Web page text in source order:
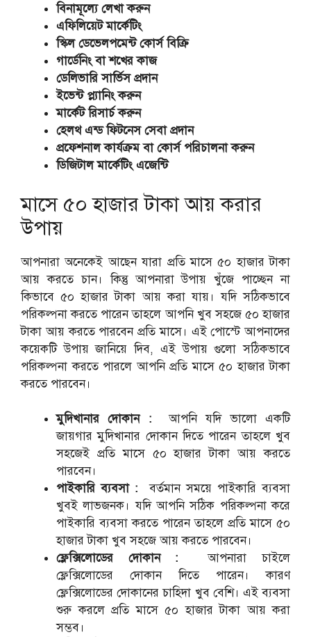
বিনামূল্যে লেখা করুন
এফিলিয়েট মার্কেটিং
স্কিল ডেভেলপমেন্ট কোর্স বিক্রি
গার্ডেনিং বা শখের কাজ
ডেলিভারি সার্ভিস প্রদান
ইভেন্ট প্ল্যানিং করুন
মার্কেট রিসার্চ করুন
হেলথ এন্ড ফিটনেস সেবা প্রদান
প্রফেশনাল কার্যক্রম বা কোর্স পরিচালনা করুন
ডিজিটাল মার্কেটিং এজেন্টি
মাসে ৫০ হাজার টাকা আয় করার
উপায়
আপনারা অনেকেই আছেন যারা প্রতি মাসে ৫০ হাজার টাকা
আয় করতে চান। কিন্তু আপনারা উপায় খুঁজে পাচ্ছেন না
কিভাবে ৫০ হাজার টাকা আয় করা যায়। যদি সঠিকভাবে
পরিকল্পনা করতে পারেন তাহলে আপনি খুব সহজে ৫০ হাজার
টাকা আয় করতে পারবেন প্রতি মাসে। এই পোস্টে আপনাদের
কয়েকটি উপায় জানিয়ে দিব, এই উপায় গুলো সঠিকভাবে
পরিকল্পনা করতে পারলে আপনি প্রতি মাসে ৫০ হাজার টাকা
করতে পারবেন।
মুদিখানার দোকান :আপনি যদি ভালো একটি
জায়গার মুদিখানার দোকান দিতে পারেন তাহলে খুব
সহজেই প্রতি মাসে ৫০ হাজার টাকা আয় করতে
পারবেন।
পাইকারি ব্যবসা :
বর্তমান সময়ে পাইকারি ব্যবসা
খুবই লাভজনক। যদি আপনি সঠিক পরিকল্পনা করে
পাইকারি ব্যবসা করতে পারেন তাহলে প্রতি মাসে ৫০
হাজার টাকা খুব সহজে আয় করতে পারবেন।
ফ্লেক্সিলোডের দোকান : আপনারা চাইলে
ফ্লেক্সিলোডের দোকান দিতে পারেন। কারণ
ফ্লেক্সিলোডের দোকানের চাহিদা খুব বেশি। এই ব্যবসা
শুরু করলে প্রতি মাসে ৫০ হাজার টাকা আয় করা
সম্ভব।